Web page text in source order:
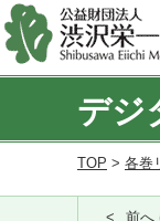
デジ
TOP > 各巻
前へ